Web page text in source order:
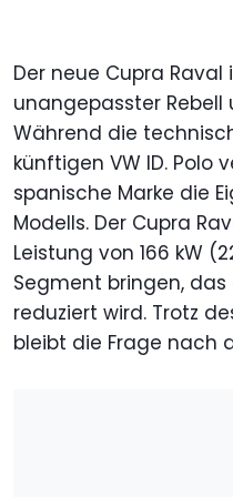
Der neue Cupra
unangepasster Rebell
Während die
künftigen VW ID. Polo
spanische Marke die
Modells. Der Cupra
Leistung von 166 kW
Segment bringen,
reduziert wird. Trotz
bleibt die Frage nach